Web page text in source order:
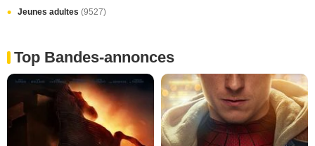
Jeunes adultes (9527)
Top Bandes-annonces